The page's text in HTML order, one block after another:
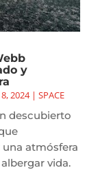
y
8, 2024| SPACE
descubierto
atmósfera
vida.